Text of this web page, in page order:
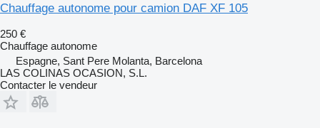
Chauffage autonome pour camion DAF XF 105
250 €
Chauffage autonome
Espagne, Sant Pere Molanta, Barcelona
LAS COLINAS OCASION, S.L.
Contacter le vendeur